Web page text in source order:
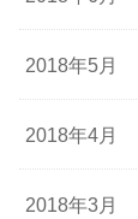
2018年5月
2018年4月
2018年3月